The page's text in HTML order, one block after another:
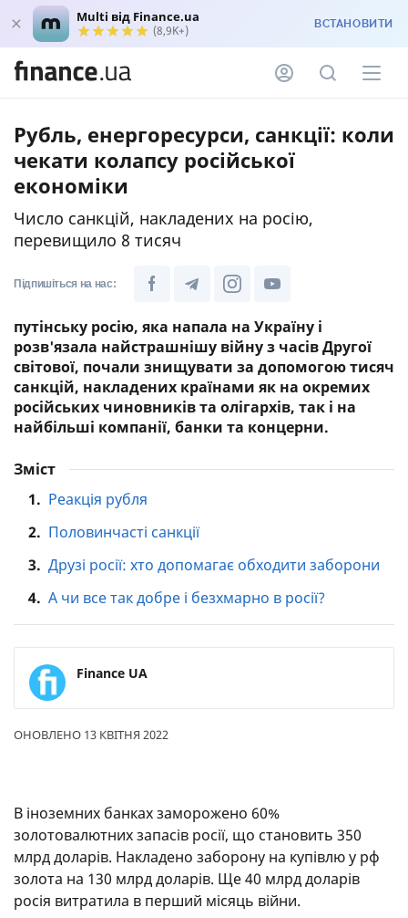
Multi від Finance.ua
(8,9K+) ВСТАНОВИТИ
Рубль, енергоресурси, санкції: коли
чекати колапсу російської
економіки
Число санкцій, накладених на росію,
перевищило 8 тисяч
Підпишіться на нас:
путінську росію, яка напала на Україну і
розв'язала найстрашнішу війну з часів Другої
світової, почали знищувати за допомогою тисяч
санкцій, накладених країнами як на окремих
російських чиновників та олігархів, так і на
найбільші компанії, банки та концерни.
Зміст
1. Реакція рубля
2. Половинчасті санкції
3. Друзі росії: хто допомагає обходити заборони
4. А чи все так добре і безхмарно в росії?
Finance UA
ОНОВЛЕНО 13 КВІТНЯ 2022
В іноземних банках заморожено 60%
золотовалютних запасів росії, що становить 350
млрд доларів. Накладено заборону на купівлю у рф
золота на 130 млрд доларів. Ще 40 млрд доларів
росія витратила в перший місяць війни.